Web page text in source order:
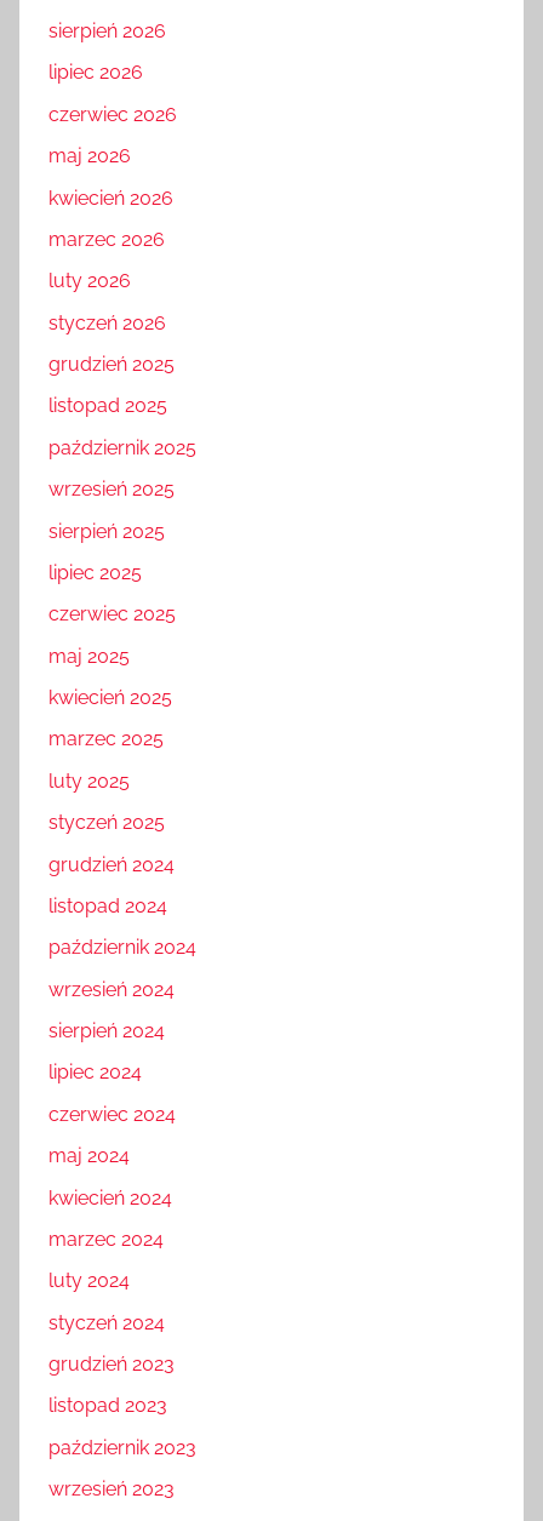
sierpień 2026
lipiec 2026
czerwiec 2026
maj 2026
kwiecień 2026
marzec 2026
luty 2026
styczeń 2026
grudzień 2025
listopad 2025
październik 2025
wrzesień 2025
sierpień 2025
lipiec 2025
czerwiec 2025
maj 2025
kwiecień 2025
marzec 2025
luty 2025
styczeń 2025
grudzień 2024
listopad 2024
październik 2024
wrzesień 2024
sierpień 2024
lipiec 2024
czerwiec 2024
maj 2024
kwiecień 2024
marzec 2024
luty 2024
styczeń 2024
grudzień 2023
listopad 2023
październik 2023
wrzesień 2023